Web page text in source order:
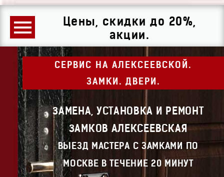
Цены, скидки до 20%,
акции.
СЕРВИС НА АЛЕКСЕЕВСКОЙ.
ЗАМКИ. ДВЕРИ.
ЗАМЕНА, УСТАНОВКА И РЕМОНТ
ЗАМКОВ АЛЕКСЕЕВСКАЯ
ВЫЕЗД МАСТЕРА С ЗАМКАМИ ПО
МОСКВЕ В ТЕЧЕНИЕ 20 МИНУТ